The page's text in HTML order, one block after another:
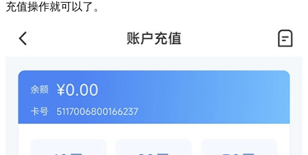
充值操作就可以了。